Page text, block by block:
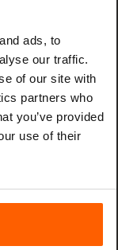
ads, to
our traffic.
of our site with
partners who
you’ve provided
use of their